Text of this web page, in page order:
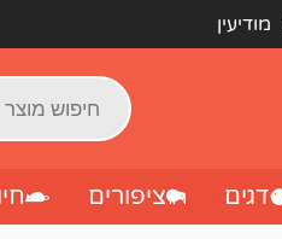
מודיעין
דגים ציפורים